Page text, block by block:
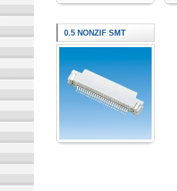
0.5 NONZIF SMT